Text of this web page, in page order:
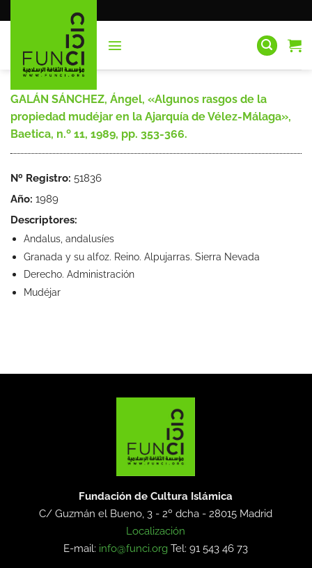
al
GALÁN SÁNCHEZ, Ángel, «Algunos rasgos de la
propiedad mudéjar en la Ajarquía de Vélez-Málaga»,
Baetica, n.º 11, 1989, pp. 353-366.
Nº Registro: 51836
Año: 1989
Descriptores:
Andalus, andalusíes
Granada y su alfoz. Reino. Alpujarras. Sierra Nevada
Derecho. Administración
Mudéjar
Fundación de Cultura Islámica
C/ Guzmán el Bueno, 3 - 2º dcha -28015 Madrid
Localización
E-mail: info@funci.org Tel: 91 543 46 73